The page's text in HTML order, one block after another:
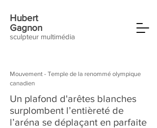
Hubert
Gagnon
sculpteur multimédia
Mouvement - Temple de la renommé olympique
canadien
Un plafond d'arêtes blanches
surplombent l’entièreté de
l’aréna se déplaçant en parfaite